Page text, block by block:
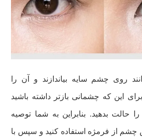
روی چشم سایه بیاندازند و آن را
این که چشمانی بازتر داشته باشید
حالت بدهید. بنابراین به شما توصیه
چشم از فرمژه استفاده کنید و سپس با